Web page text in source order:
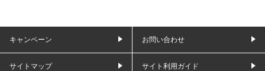
キャンペーン お問い合わせ
サイトマップ サイト利用ガイド